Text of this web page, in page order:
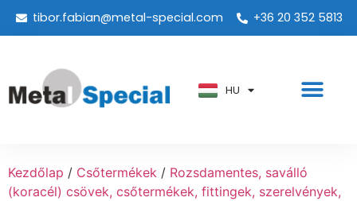
tibor.fabian@metal-special.com +36 20 352 5813
HU
PT
AR
Kezdőlap / Csőtermékek / Rozsdamentes, saválló
(koracél) csövek, csőtermékek, fittingek, szerelvények,